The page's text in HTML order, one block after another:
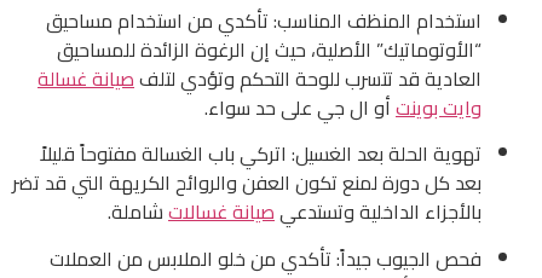
استخدام المنظف المناسب: تأكدي من استخدام مساحيق
“الأوتوماتيك” الأصلية، حيث إن الرغوة الزائدة للمساحيق
العادية قد تتسرب للوحة التحكم وتؤدي لتلفصيانة غسالة
وايت بوينتأو ال جي على حد سواء.
تهوية الحلة بعد الغسيل: اتركي باب الغسالة مفتوحاً قليلاً
بعد كل دورة لمنع تكون العفن والروائح الكريهة التي قد تضر
بالأجزاء الداخلية وتستدعيصيانة غسالاتشاملة.
فحص الجيوب جيداً: تأكدي من خلو الملابس من العملات